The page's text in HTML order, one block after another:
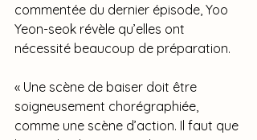
commentée du dernier épisode, Yoo
Yeon-seok révèle qu’elles ont
nécessité beaucoup de préparation.
« Une scène de baiser doit être
soigneusement chorégraphiée,
comme une scène d’action. Il faut que